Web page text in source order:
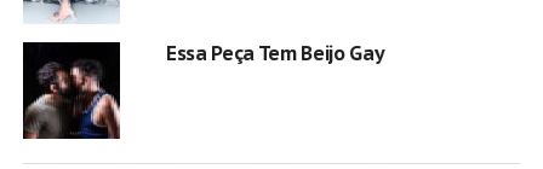
Essa Peça Tem Beijo Gay